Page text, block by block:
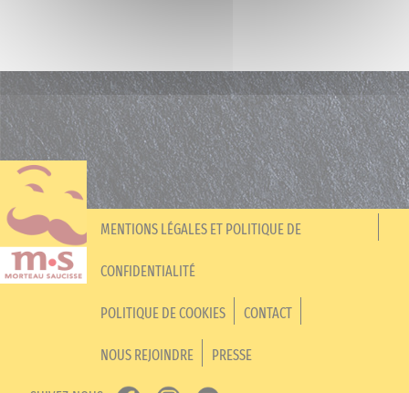
MENTIONS LÉGALES ET POLITIQUE DE
CONFIDENTIALITÉ
POLITIQUE DE COOKIES CONTACT
NOUS REJOINDRE PRESSE